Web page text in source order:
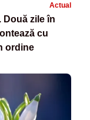
Actual
Două zile în
cu
ordine